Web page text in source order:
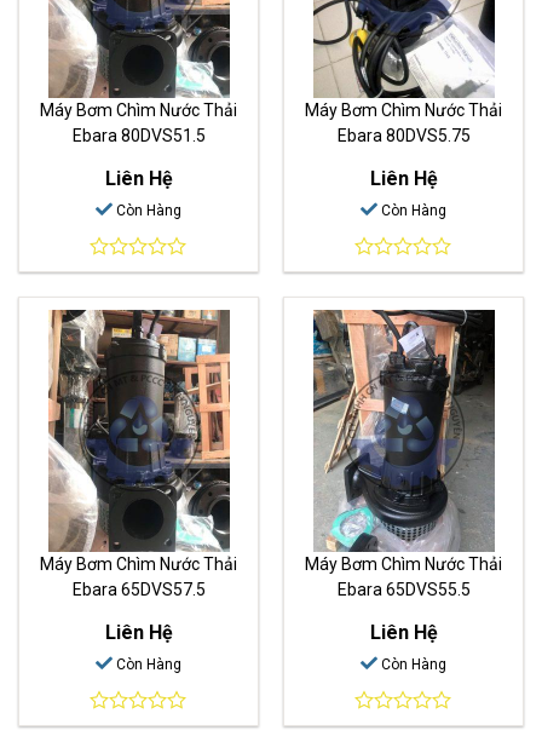
Máy Bơm Chìm Nước Thải
Ebara 80DVS51.5
Liên Hệ
Còn Hàng
0
out
of
5
Máy Bơm Chìm Nước Thải
Ebara 80DVS5.75
Liên Hệ
Còn Hàng
0
out
of
5
Máy Bơm Chìm Nước Thải
Ebara 65DVS57.5
Liên Hệ
Còn Hàng
0
Máy Bơm Chìm Nước Thải
Ebara 65DVS55.5
Liên Hệ
Còn Hàng
0